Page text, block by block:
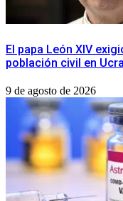
​El papa León XIV
población civil en
9 de agosto de 2026